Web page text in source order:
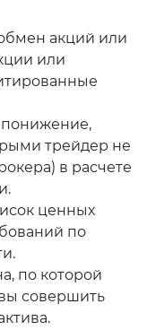
акций или
или
понижение,
трейдер не
в расчете
ценных
по
по которой
совершить